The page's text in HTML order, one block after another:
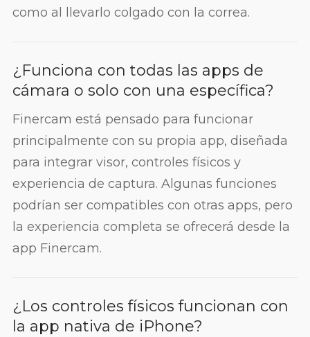
como al llevarlo colgado con la correa.
¿Funciona con todas las apps de
cámara o solo con una específica?
Finercam está pensado para funcionar
principalmente con su propia app, diseñada
para integrar visor, controles físicos y
experiencia de captura. Algunas funciones
podrían ser compatibles con otras apps, pero
la experiencia completa se ofrecerá desde la
app Finercam.
¿Los controles físicos funcionan con
la app nativa de iPhone?